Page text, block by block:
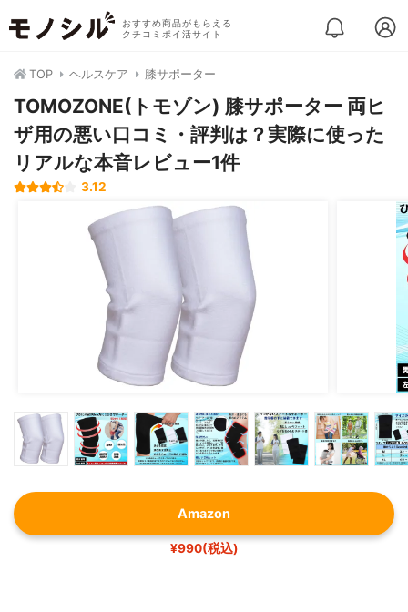
おすすめ商品がもらえる
クチコミポイ活サイト
TOP ヘルスケア 膝サポーター
TOMOZONE(トモゾン) 膝サポーター 両ヒ
ザ用の悪い口コミ・評判は？実際に使った
リアルな本音レビュー1件
3.12
Amazon
¥990(税込)